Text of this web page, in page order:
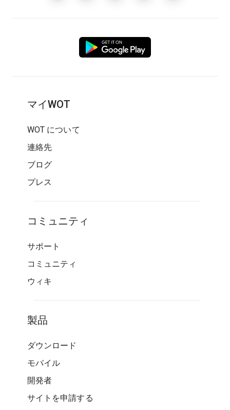
マイWOT
WOT について
連絡先
ブログ
プレス
コミュニティ
サポート
コミュニティ
ウィキ
製品
ダウンロード
モバイル
開発者
サイトを申請する